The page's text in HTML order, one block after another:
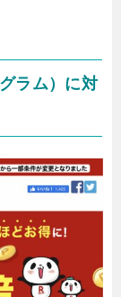
ラム）に対